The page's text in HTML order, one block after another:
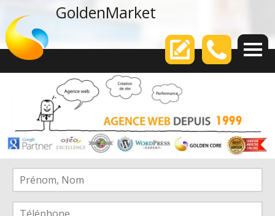
GoldenMarket
Votre